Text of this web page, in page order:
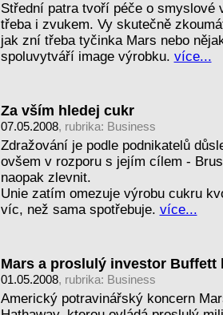
Střední patra tvoří péče o
třeba i zvukem. Vy skutečně
jak zní třeba tyčinka Mars nebo
spoluvytváří image výrobku. více...
Za vším hledej cukr
07.05.2008, rubrika: Business
Zdražování je podle podnikatelů
ovšem v rozporu s jejím cílem -
naopak zlevnit.
Unie zatím omezuje výrobu cukru
víc, než sama spotřebuje. více...
Mars a proslulý investor Buffett
01.05.2008, rubrika: Business
Americký potravinářský koncern